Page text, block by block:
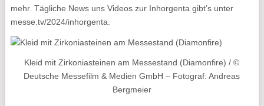
mehr. Tägliche News uns Videos zur Inhorgenta gibt’s unter
messe.tv/2024/inhorgenta.
Kleid mit Zirkoniasteinen am Messestand (Diamonfire) / ©
Deutsche Messefilm & Medien GmbH – Fotograf: Andreas
Bergmeier